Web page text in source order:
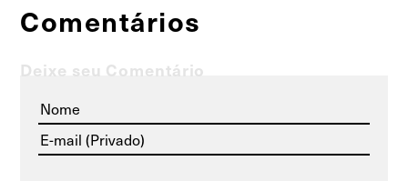
Comentários
Deixe seu Comentário